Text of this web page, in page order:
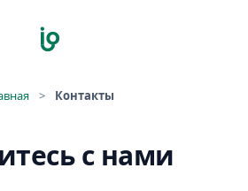
> Контакты
с нами